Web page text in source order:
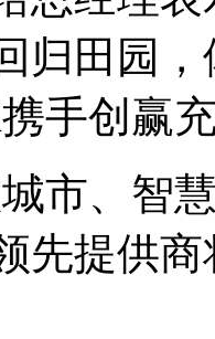
归田园
手创赢
市、智
先提供